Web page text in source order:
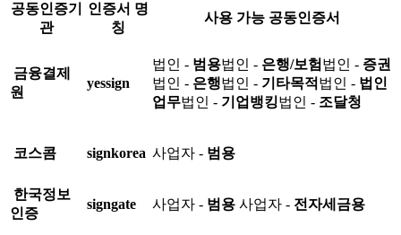
공동인증기
관
인증서 명
칭
사용 가능 공동인증서
금융결제
원
yessign
법인 - 범용법인 - 은행/보험 법인 - 증권
법인 - 은행법인 - 기타목적 법인 - 법인
업무법인 - 기업뱅킹법인 - 조달청
코스콤 signkorea 사업자 - 범용
한국정보
인증
signgate 사업자 - 범용 사업자 - 전자세금용